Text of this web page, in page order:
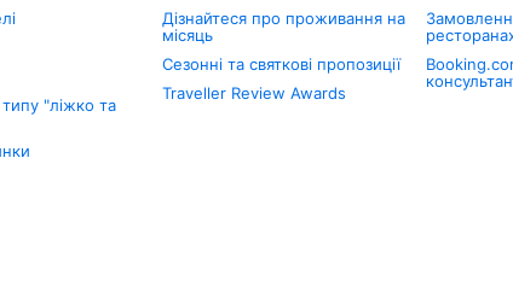
"ліжко та
Дізнайтеся про проживання на
місяць
Сезонні та святкові пропозиції
Traveller Review Awards